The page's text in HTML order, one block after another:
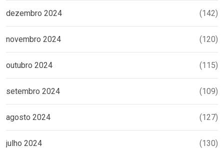
dezembro 2024 (142)
novembro 2024 (120)
outubro 2024 (115)
setembro 2024 (109)
agosto 2024 (127)
julho 2024 (130)